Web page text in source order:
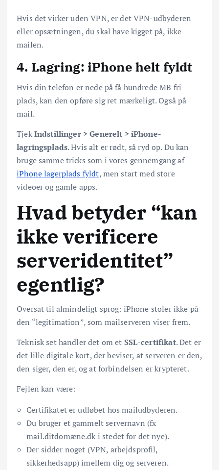
Hvis det virker uden VPN, er det VPN-udbyderen
eller opsætningen, du skal have kigget på, ikke
mailen.
4. Lagring: iPhone helt fyldt
Hvis din telefon er nede på få hundrede MB fri
plads, kan den opføre sig ret mærkeligt. Også på
mail.
TjekIndstillinger > Generelt > iPhone-
lagringsplads. Hvis alt er rødt, så ryd op. Du kan
bruge samme tricks som i vores gennemgang af
iPhone lagerplads fyldt, men start med store
videoer og gamle apps.
Hvad betyder “kan
ikke verificere
serveridentitet”
egentlig?
Oversat til almindeligt sprog: iPhone stoler ikke på
den “legitimation”, som mailserveren viser frem.
Teknisk set handler det om et SSL-certifikat. Det er
det lille digitale kort, der beviser, at serveren er den,
den siger, den er, og at forbindelsen er krypteret.
Fejlen kan være:
Certifikatet er udløbet hos mailudbyderen.
Du bruger et gammelt servernavn (fx
mail.ditdomæne.dk i stedet for det nye).
Der sidder noget (VPN, arbejdsprofil,
sikkerhedsapp) imellem dig og serveren.